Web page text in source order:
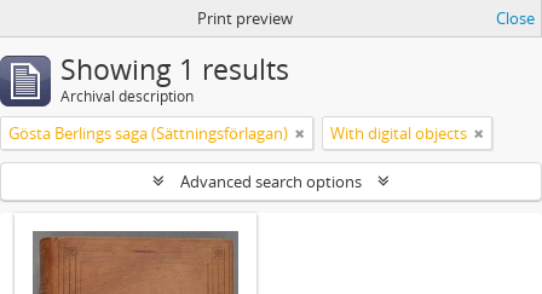
Print preview Close
Showing 1 results
Archival description
Gösta Berlings saga (Sättningsförlagan) With digital objects
Advanced search options